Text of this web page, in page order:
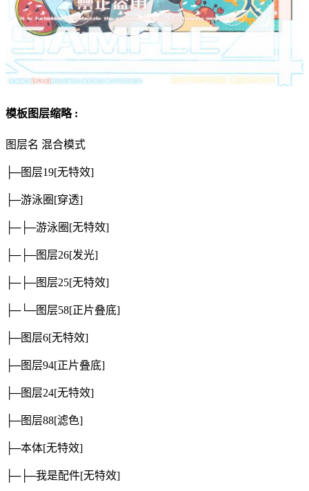
模板图层缩略 :
图层名 混合模式
├─图层19[无特效]
├─游泳圈 [穿透]
├─├─游泳圈 [无特效]
├─├─图层26[发光]
├─├─图层25[无特效]
├─└─图层58[正片叠底]
├─图层6[无特效]
├─图层94[正片叠底]
├─图层24[无特效]
├─图层88[滤色]
├─本体[无特效]
├─├─我是配件[无特效]